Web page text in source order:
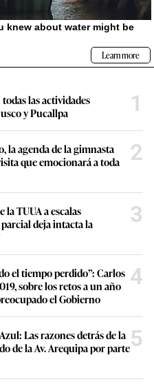
las actividades
y Pucallpa
1
la agenda de la gimnasta
que emocionará a toda
2
TUUA a escalas
deja intacta la
3
el tiempo perdido”: Carlos
sobre los retos a un año
el Gobierno
4
Las razones detrás de la
de la Av. Arequipa por parte5